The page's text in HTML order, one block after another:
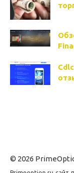
© 2026